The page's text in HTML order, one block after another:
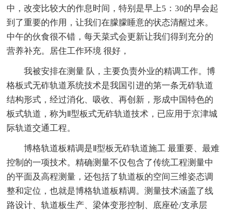
中，改变比较大的作息时间，特别是早上5：30的早会起
到了重要的作用，让我们在朦朦睡意的状态清醒过来。
中午的伙食很不错，每天菜式会更新让我们得到充分的
营养补充。居住工作环境 很好，
我被安排在测量 队，主要负责外业的精调工作。博
格板式无砟轨道系统技术是我国引进的第一条无砟轨道
结构形式，经过消化、吸收、再创新，形成中国特色的
板式轨道，称为Ⅱ型板式无砟轨道技术，已应用于京津城
际轨道交通工程。
博格轨道板精调是Ⅱ型板无砟轨道施工 最重要、最难
控制的一项技术。精确测量不仅包含了传统工程测量中
的平面及高程测量，还包括了轨道板的空间三维姿态调
整和定位，也就是博格轨道板精调。测量技术涵盖了线
路设计、轨道板生产、梁体变形控制、底座砼/支承层